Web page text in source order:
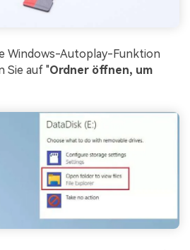
Windows-Autoplay-Funktion
Sie auf "Ordner öffnen, um